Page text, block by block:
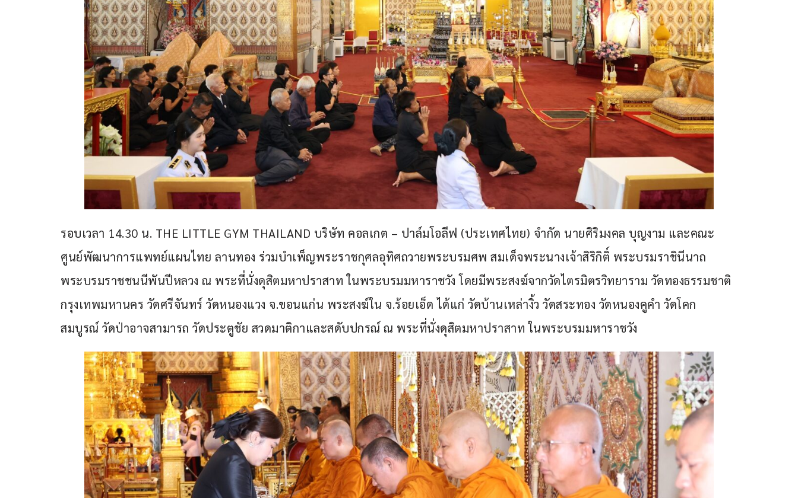
รอบเวลา 14.30 น. THE LITTLE GYM THAILAND บริษัท คอลเกต – ปาล์มโอลีฟ (ประเทศไทย) จำกัด นายศิริมงคล บุญงาม และคณะ
ศูนย์พัฒนาการแพทย์แผนไทย ลานทอง ร่วมบำเพ็ญพระราชกุศลอุทิศถวายพระบรมศพ สมเด็จพระนางเจ้าสิริกิติ์ พระบรมราชินีนาถ
พระบรมราชชนนีพันปีหลวง ณ พระที่นั่งดุสิตมหาปราสาท ในพระบรมมหาราชวัง โดยมีพระสงฆ์จากวัดไตรมิตรวิทยาราม วัดทองธรรมชาติ
กรุงเทพมหานคร วัดศรีจันทร์ วัดหนองแวง จ.ขอนแก่น พระสงฆ์ใน จ.ร้อยเอ็ด ได้แก่ วัดบ้านเหล่างิ้ว วัดสระทอง วัดหนองคูคำ วัดโคก
สมบูรณ์ วัดป่าอาจสามารถ วัดประตูชัย สวดมาติกาและสดับปกรณ์ ณ พระที่นั่งดุสิตมหาปราสาท ในพระบรมมหาราชวัง